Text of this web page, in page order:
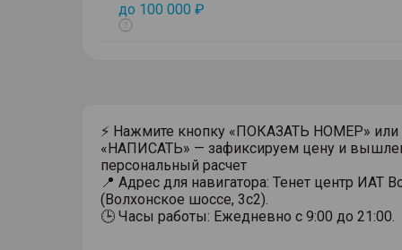
до 100 000 ₽
Показать
⚡ Нажмите кнопку «ПОКАЗАТЬ НОМЕР» или
«НАПИСАТЬ» — зафиксируем цену и
персональный расчет
📍 Адрес для навигатора: Тенет центр ИАТ
(Волхонское шоссе, 3с2).
🕒 Часы работы: Ежедневно с 9:00 до 21:00.